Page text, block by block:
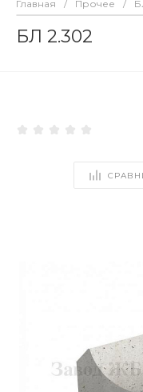
Главная / Прочее /
БЛ 2.302